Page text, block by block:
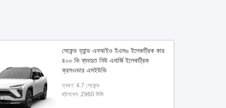
সেকেন্ড হ্যান্ড এনআইও ইএস৬ ইলেকট্রিক কার
৪০০ ভি ব্যবহৃত নিউ এনার্জি ইলেকট্রিক
ক্রসওভার এসইউভি
ত্বরণ: 4.7 সেকেন্ড
হুইলবেস: 2960 মিমি